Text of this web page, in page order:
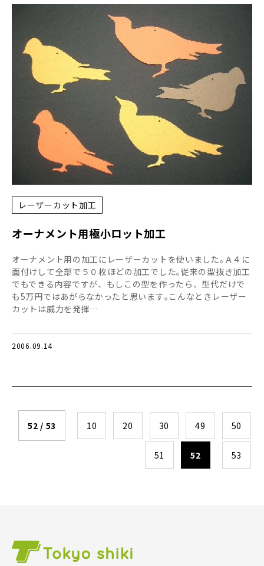
レーザーカット加工
オーナメント用極小ロット加工
オーナメント用の加工にレーザーカットを使いました｡Ａ４に
面付けして全部で５０枚ほどの加工でした｡従来の型抜き加工
でもできる内容ですが、もしこの型を作ったら、型代だけで
も5万円ではあがらなかったと思います｡こんなときレーザー
カットは威力を発揮…
2006.09.14
52 / 53 10 20 30 49 50
51 52 53